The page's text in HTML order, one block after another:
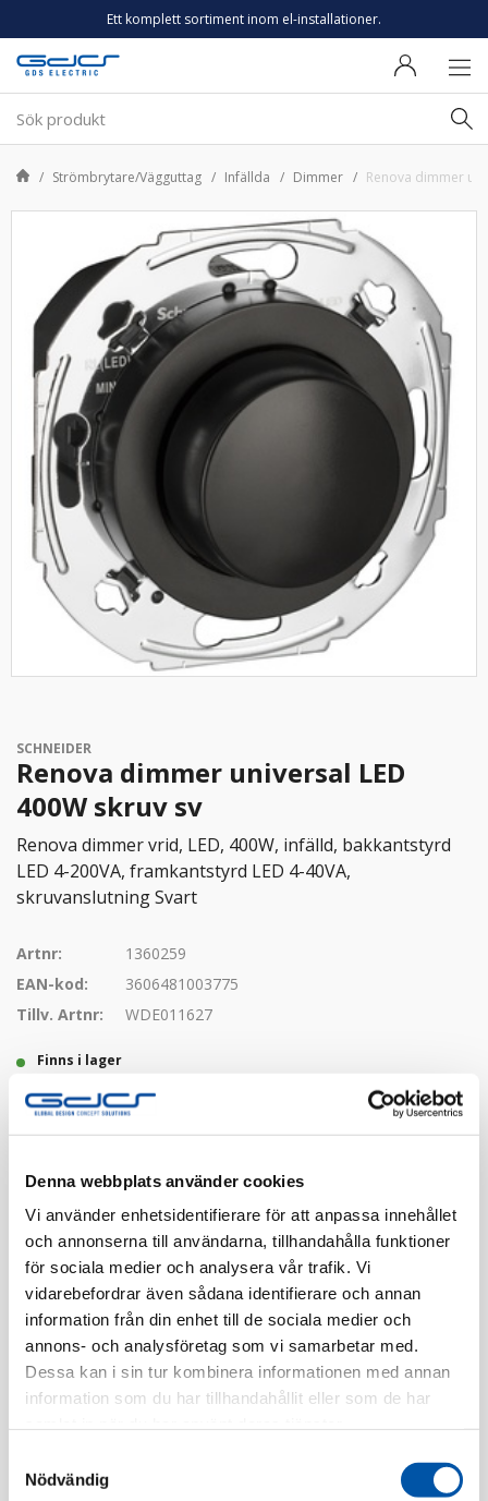
Denna webbplats använder cookies
Vi använder enhetsidentifierare för att anpassa innehållet
och annonserna till användarna, tillhandahålla funktioner
för sociala medier och analysera vår trafik. Vi
vidarebefordrar även sådana identifierare och annan
information från din enhet till de sociala medier och
annons- och analysföretag som vi samarbetar med.
Dessa kan i sin tur kombinera informationen med annan
information som du har tillhandahållit eller som de har
Nödvändig
Ett komplett sortiment inom el-installationer.
Strömbrytare/Vägguttag Infällda Dimmer Renova dimmer
SCHNEIDER
Renova dimmer universal LED
400W skruv sv
Renova dimmer vrid, LED, 400W, infälld, bakkantstyrd
LED 4-200VA, framkantstyrd LED 4-40VA,
skruvanslutning Svart
Artnr:
1360259
EAN-kod:
3606481003775
Tillv. Artnr:
WDE011627
Finns i lager
Registrera dig
Finns i flera färger
Beskrivning